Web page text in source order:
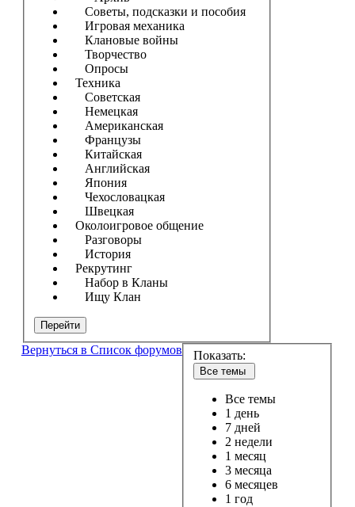
Советы, подсказки и пособия
Игровая механика
Клановые войны
Творчество
Опросы
Техника
Советская
Немецкая
Американская
Французы
Китайская
Английская
Япония
Чехословацкая
Швецкая
Околоигровое общение
Разговоры
История
Рекрутинг
Набор в Кланы
Ищу Клан
Перейти
Вернуться в Список форумов Показать:
Все темы
Все темы
1 день
7 дней
2 недели
1 месяц
3 месяца
6 месяцев
1 год